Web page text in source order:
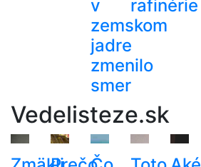
v
zemskom
jadre
zmenilo
smer
rafinérie
Vedelisteze.sk